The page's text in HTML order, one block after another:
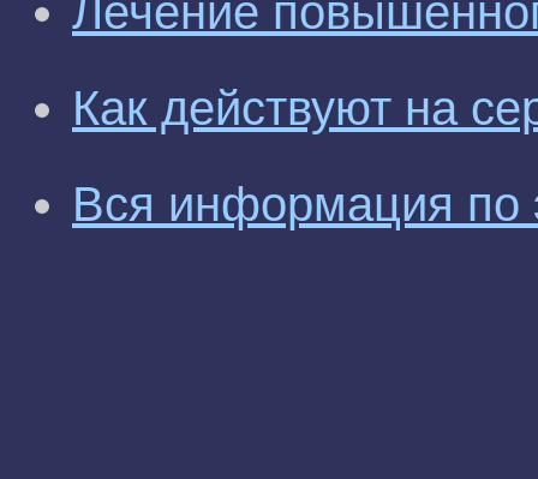
Лечение
Как действуют на
Вся информация по